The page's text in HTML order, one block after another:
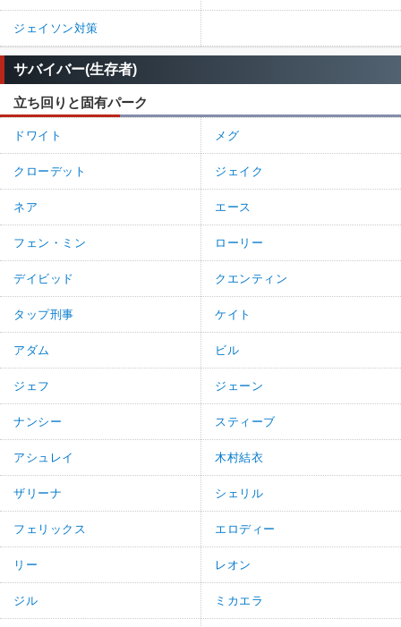
ジェイソン対策
サバイバー(生存者)
立ち回りと固有パーク
ドワイト メグ
クローデット ジェイク
ネア エース
フェン・ミン ローリー
デイビッド クエンティン
タップ刑事 ケイト
アダム ビル
ジェフ ジェーン
ナンシー スティーブ
アシュレイ 木村結衣
ザリーナ シェリル
フェリックス エロディー
リー レオン
ジル ミカエラ